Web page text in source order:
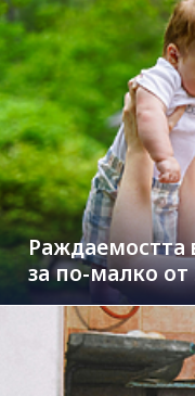
Раждаемостта
за по-малко